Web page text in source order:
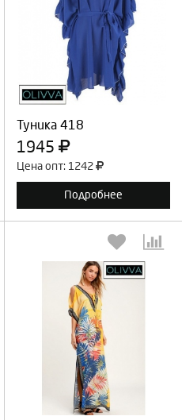
Туника 418
1945
Цена опт: 1242
Подробнее
Выберите количество:
Продолжить Отмена
Выберите количество:
Продолжить